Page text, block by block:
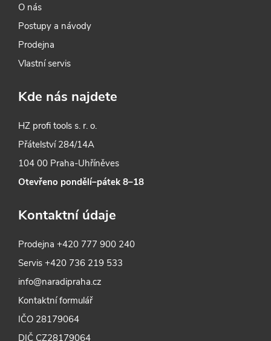
O nás
Postupy a návody
Prodejna
Vlastní servis
Kde nás najdete
HZ profi tools s. r. o.
Přátelství 284/14A
104 00 Praha-Uhříněves
Otevřeno pondělí–pátek 8–18
Kontaktní údaje
Prodejna+420 777 900 240
Servis+420 736 219 533
info@naradipraha.cz
Kontaktní formulář
IČO 28179064
DIČ CZ28179064